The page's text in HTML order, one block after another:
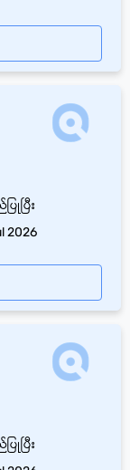
ပြီး
2026
ပြီး